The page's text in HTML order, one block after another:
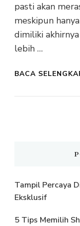
pasti akan
meskipun
dimiliki
lebih …
BACA
Tampil Percaya
Eksklusif
5 Tips Memilih